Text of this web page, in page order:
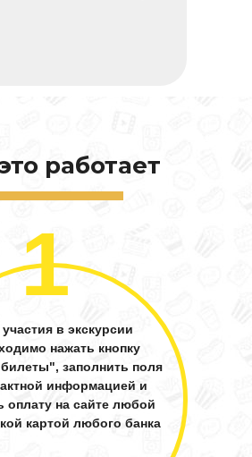
работает
1
в экскурсии
нажать кнопку
заполнить поля
информацией и
оплату на сайте любой
картой любого банка